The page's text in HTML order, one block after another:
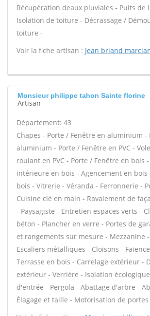
Récupération deaux pluviales - Puits de
Isolation de toiture - Décrassage /
toiture -
Voir la fiche artisan : Jean briand
Monsieur philippe tahon Sainte florine
Artisan
Département: 43
Chapes - Porte / Fenêtre en aluminium -
aluminium - Porte / Fenêtre en PVC -
roulant en PVC - Porte / Fenêtre en bois
intérieure en bois - Agencement en bois
bois - Vitrerie - Véranda - Ferronnerie -
Cuisine clé en main - Ravalement de
- Paysagiste - Entretien espaces verts -
béton - Plancher en verre - Portes de
et rangements sur mesure - Mezzanine
Escaliers métalliques - Cloisons -
Terrasse en bois - Carrelage extérieur -
extérieur - Verrière - Isolation
d'entrée - Pergola - Abattage d'arbre -
Élagage et taille - Motorisation de